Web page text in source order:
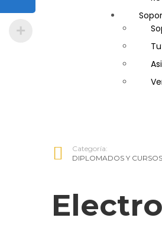
Categoría:
DIPLOMADOS Y CURSOS